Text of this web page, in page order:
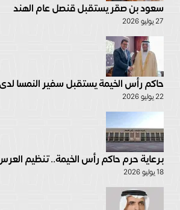
سعود بن صقر يستقبل قنصل عام الهند
27 يوليو 2026
حاكم رأس الخيمة يستقبل سفير النمسا لدى
22 يوليو 2026
برعاية حرم حاكم رأس الخيمة.. تنظيم
18 يوليو 2026